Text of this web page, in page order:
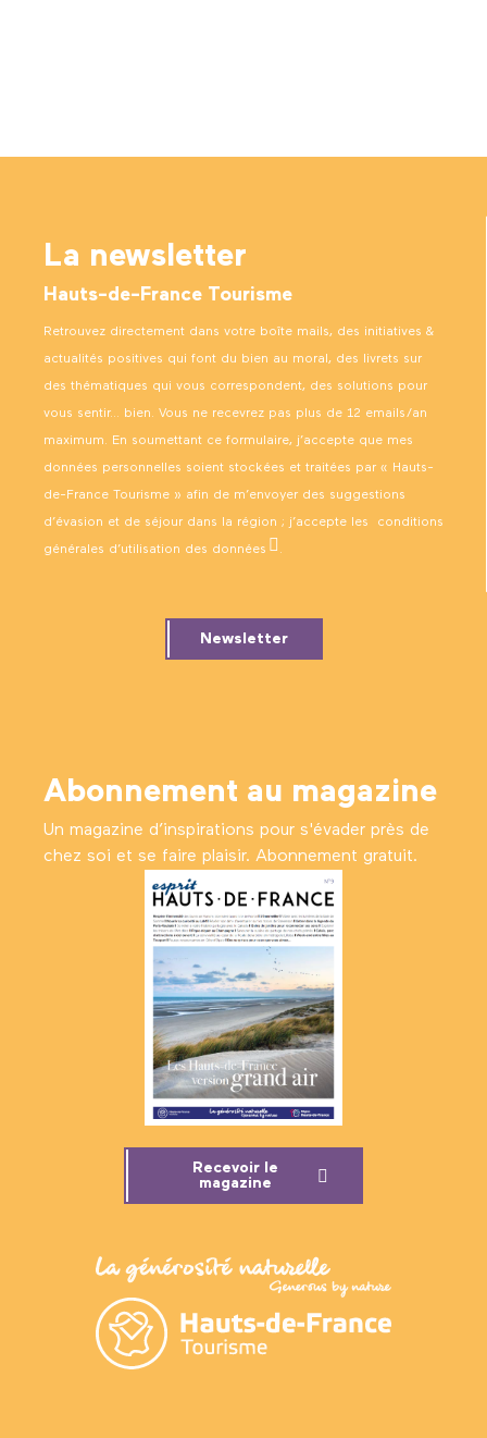
La newsletter
Hauts-de-France Tourisme
Retrouvez directement dans votre boîte mails, des initiatives &
actualités positives qui font du bien au moral, des livrets sur
des thématiques qui vous correspondent, des solutions pour
vous sentir… bien. Vous ne recevrez pas plus de 12 emails/an
maximum. En soumettant ce formulaire, j’accepte que mes
données personnelles soient stockées et traitées par « Hauts-
de-France Tourisme » afin de m’envoyer des suggestions
d’évasion et de séjour dans la région ; j’accepte les conditions
générales d’utilisation des données .
Newsletter
Abonnement au magazine
Un magazine d’inspirations pour s'évader près de
chez soi et se faire plaisir. Abonnement gratuit.
Recevoir le
magazine